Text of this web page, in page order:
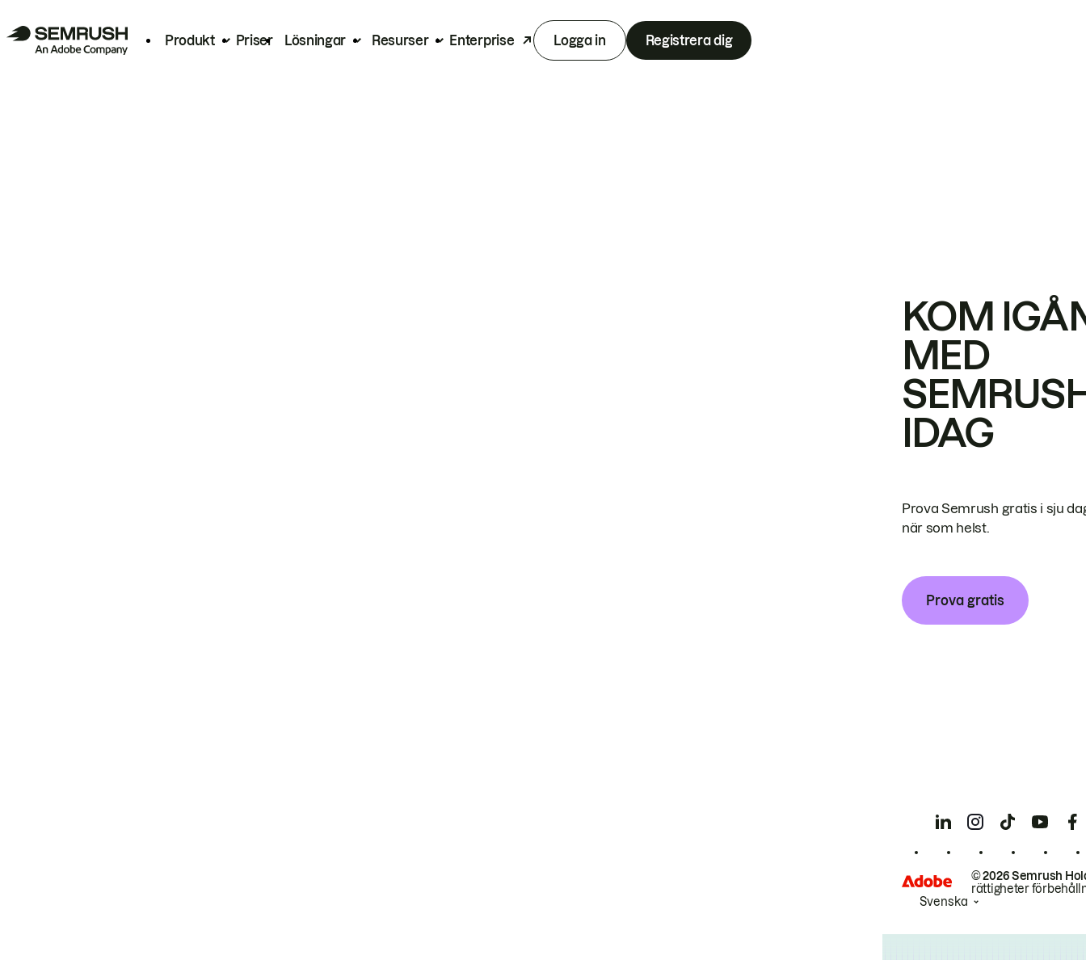
Produkt Priser Lösningar Resurser Enterprise Logga in Registrera dig
KOM
MED
IDAG
Prova Semrush gratis i sju
när som helst.
Prova gratis
© 2026 Semrush
rättigheter
Svenska